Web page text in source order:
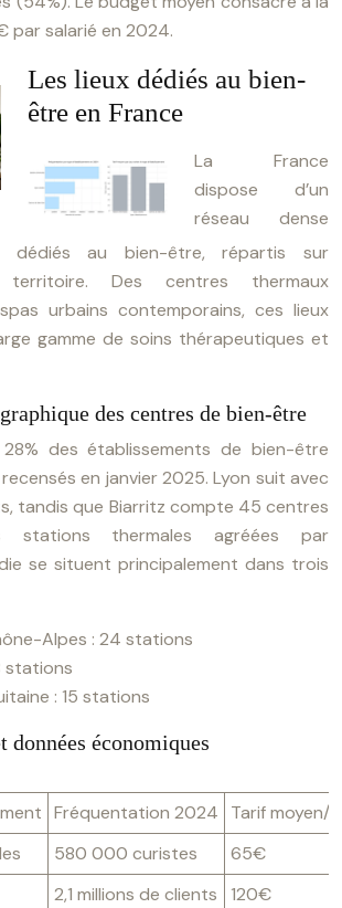
par salarié en 2024.
Les lieux dédiés au bien-
être en France
La France
dispose d’un
réseau dense
dédiés au bien-être, répartis sur
territoire. Des centres thermaux
urbains contemporains, ces lieux
gamme de soins thérapeutiques et
des centres de bien-être
des établissements de bien-être
en janvier 2025. Lyon suit avec
tandis que Biarritz compte 45 centres
stations thermales agréées par
se situent principalement dans trois
Alpes : 24 stations
stations
: 15 stations
données économiques
Fréquentation 2024
Tarif moyen/
580 000 curistes
65€
2,1 millions de clients
120€